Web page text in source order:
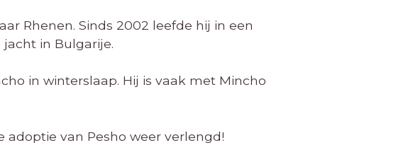
Rhenen. Sinds 2002 leefde hij in een
jacht in Bulgarije.
in winterslaap. Hij is vaak met Mincho
adoptie van Pesho weer verlengd!